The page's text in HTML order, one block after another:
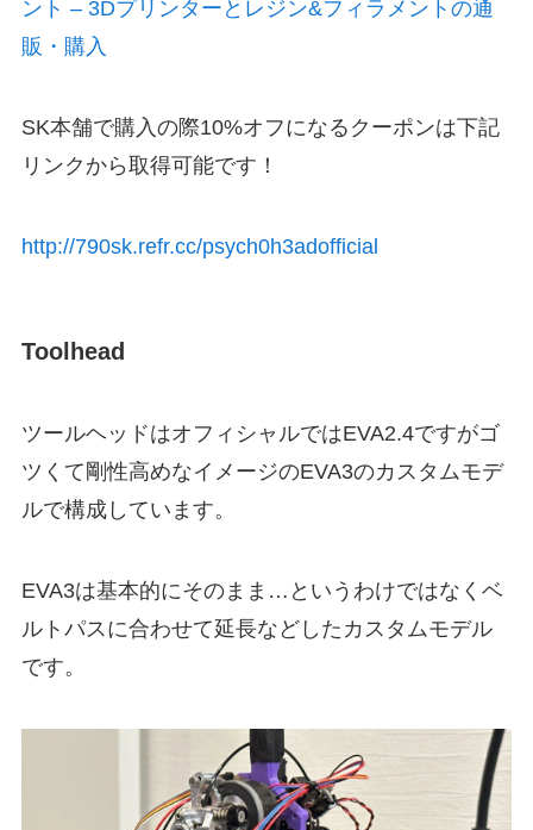
ント – 3Dプリンターとレジン&フィラメントの通
販・購入
SK本舗で購入の際10%オフになるクーポンは下記
リンクから取得可能です！
http://790sk.refr.cc/psych0h3adofficial
Toolhead
ツールヘッドはオフィシャルではEVA2.4ですがゴ
ツくて剛性高めなイメージのEVA3のカスタムモデ
ルで構成しています。
EVA3は基本的にそのまま…というわけではなくベ
ルトパスに合わせて延長などしたカスタムモデル
です。